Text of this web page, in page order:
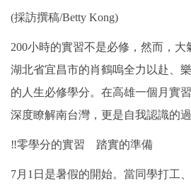
(採訪撰稿/Betty Kong)
200小時的實習不是必修，然而，大
湖北省宜昌市的肖鶴嗚全力以赴、
的人生必修學分。在高雄一個月實
深度瞭解南台灣，更是自我認識的
‼零學分的實習 踏實的準備
7月1日是暑假的開始。當同學打工